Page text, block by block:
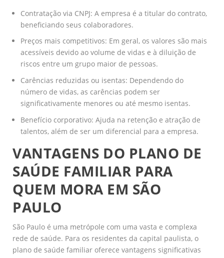
Contratação via CNPJ: A empresa é a titular do contrato,
beneficiando seus colaboradores.
Preços mais competitivos: Em geral, os valores são mais
acessíveis devido ao volume de vidas e à diluição de
riscos entre um grupo maior de pessoas.
Carências reduzidas ou isentas: Dependendo do
número de vidas, as carências podem ser
significativamente menores ou até mesmo isentas.
Benefício corporativo: Ajuda na retenção e atração de
talentos, além de ser um diferencial para a empresa.
VANTAGENS DO PLANO DE
SAÚDE FAMILIAR PARA
QUEM MORA EM SÃO
PAULO
São Paulo é uma metrópole com uma vasta e complexa
rede de saúde. Para os residentes da capital paulista, o
plano de saúde familiar oferece vantagens significativas